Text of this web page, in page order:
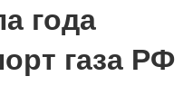
года
газа РФ